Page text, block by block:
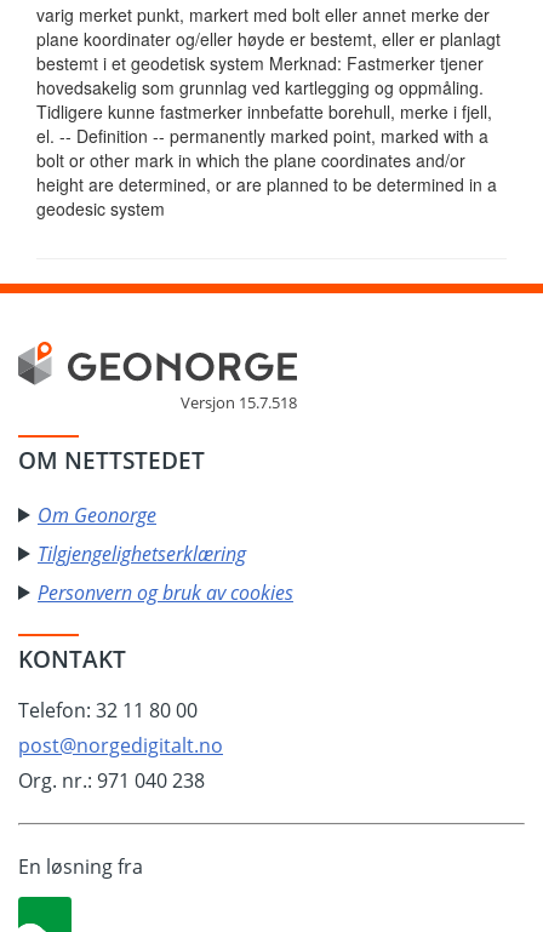
varig merket punkt, markert med bolt eller annet merke der
plane koordinater og/eller høyde er bestemt, eller er planlagt
bestemt i et geodetisk system Merknad: Fastmerker tjener
hovedsakelig som grunnlag ved kartlegging og oppmåling.
Tidligere kunne fastmerker innbefatte borehull, merke i fjell,
el. -- Definition -- permanently marked point, marked with a
bolt or other mark in which the plane coordinates and/or
height are determined, or are planned to be determined in a
geodesic system